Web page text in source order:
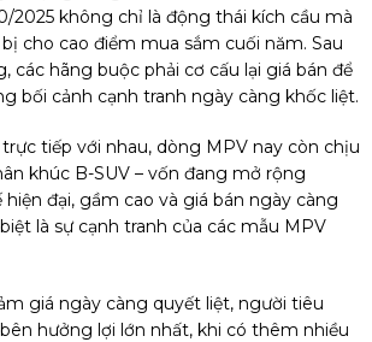
2025 không chỉ là động thái kích cầu mà
cho cao điểm mua sắm cuối năm. Sau
các hãng buộc phải cơ cấu lại giá bán để
bối cảnh cạnh tranh ngày càng khốc liệt.
tiếp với nhau, dòng MPV nay còn chịu
khúc B-SUV – vốn đang mở rộng
đại, gầm cao và giá bán ngày càng
là sự cạnh tranh của các mẫu MPV
giá ngày càng quyết liệt, người tiêu
hưởng lợi lớn nhất, khi có thêm nhiều